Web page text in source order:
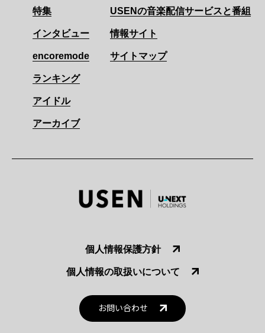
特集
インタビュー
encoremode
ランキング
アイドル
アーカイブ
USENの音楽配信サービスと番組
情報サイト
サイトマップ
個人情報保護方針
個人情報の取扱いについて
お問い合わせ